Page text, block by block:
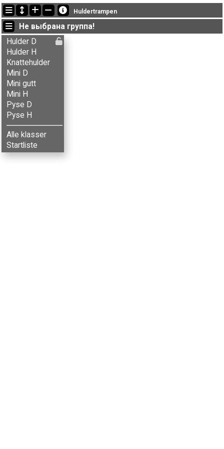
Последние обновления
00:30:00: Agnar Renolen (Pyse herrer) финишировал с результатом 84:02 (13)
00:30:00: Andrea Gaustadseter (
00:30:00: Anita Stenseth (Mini damer) финишировал с результатом 48:35 (2)
Huldertrampen
Не выбрана группа!
Hulder D
Hulder H
Knattehulder
Mini D
Mini gutt
Mini H
Pyse D
Pyse H
Alle klasser
Startliste